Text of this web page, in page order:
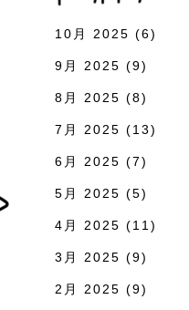
10月 2025 (6)
9月 2025 (9)
8月 2025 (8)
7月 2025 (13)
6月 2025 (7)
5月 2025 (5)
4月 2025 (11)
3月 2025 (9)
2月 2025 (9)